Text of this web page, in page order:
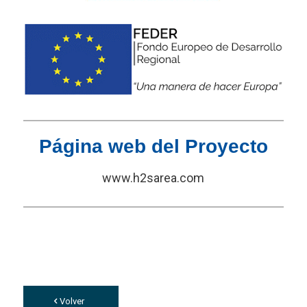
Página web del Proyecto
www.h2sarea.com
Volver